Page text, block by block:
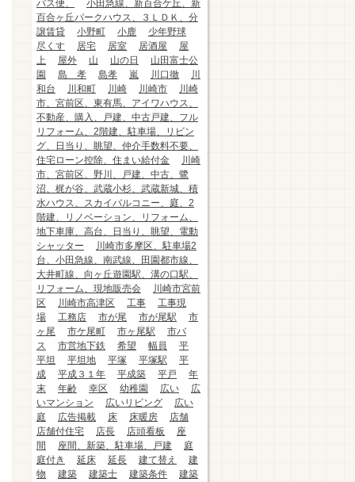
バス便、
小田急線、新百合ケ丘、新
百合ヶ丘パークハウス、３ＬＤＫ、分
譲賃貸
小野町 小鹿
少年野球
尽くす
居宅 居室 居酒屋
屋
上
屋外 山 山の日
山田富士公
園
島 孝 島孝 嵐 川口徹
川
和台
川和町 川崎 川崎市
川崎
市、宮前区、東有馬、アイワハウス、
不動産、購入、戸建、中古戸建、フル
リフォーム、2階建、駐車場、リビン
グ、日当り、眺望、仲介手数料不要、
住宅ローン控除、住まい給付金
川崎
市、宮前区、野川、戸建、中古、鷺
沼、梶が谷、武蔵小杉、武蔵新城、積
水ハウス、スカイバルコニー、庭、2
階建、リノベーション、リフォーム、
地下車庫、高台、日当り、眺望、電動
シャッター
川崎市多摩区、駐車場2
台、小田急線、南武線、田園都市線、
大井町線、向ヶ丘遊園駅、溝の口駅、
リフォーム、現地販売会
川崎市宮前
区
川崎市高津区 工事
工事現
場
工務店 市が尾 市が尾駅
市
ヶ尾
市ケ尾町 市ヶ尾駅
市バ
ス
市営地下鉄 希望 幅員
平
平坦
平坦地 平塚 平塚駅
平
成
平成３１年 平成築 平戸
年
末
年齢 幸区 幼稚園 広い
広
いマンション
広いリビング
広い
庭
広告掲載 床 床暖房
店舗
店舗付住宅
店長 店頭看板
座
間
座間、新築、駐車場、戸建
庭
庭付き
延床 延長 建て替え
建
物
建築 建築士 建築条件
建築